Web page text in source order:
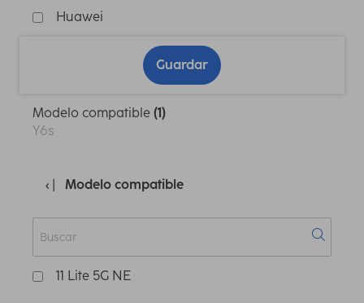
Huawei
Guardar
Modelo compatible (1)
Y6s
Modelo compatible
11 Lite 5G NE